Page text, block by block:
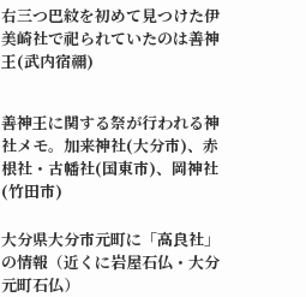
右三つ巴紋を初めて見つけた伊
美崎社で祀られていたのは善神
王(武内宿禰)
善神王に関する祭が行われる神
社メモ。加来神社(大分市)、赤
根社・古幡社(国東市)、岡神社
(竹田市)
大分県大分市元町に「高良社」
の情報（近くに岩屋石仏・大分
元町石仏）